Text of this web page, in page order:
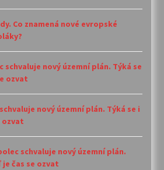
Co znamená nové evropské
schvaluje nový územní plán. Týká se
ozvat
nový územní plán. Týká se i
ozvat
schvaluje nový územní plán.
je čas se ozvat